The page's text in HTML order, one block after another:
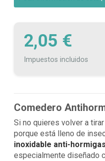
2,05 €
Impuestos incluidos
Comedero
Si no quieres volver a
porque está lleno de
inoxidable anti-hormigas
especialmente diseñado